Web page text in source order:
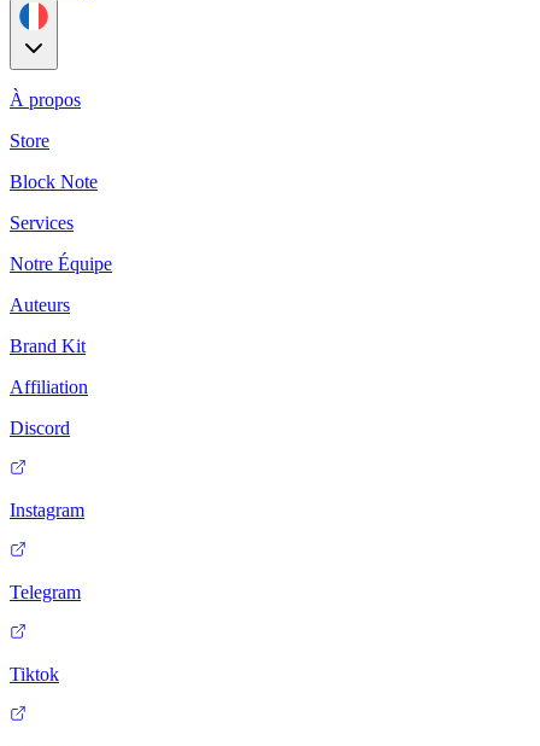
À propos
Store
Block Note
Services
Notre Équipe
Auteurs
Brand Kit
Affiliation
Discord
Instagram
Telegram
Tiktok